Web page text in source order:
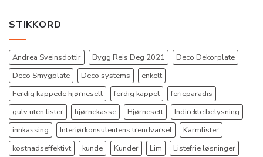
STIKKORD
Andrea Sveinsdottir Bygg Reis Deg 2021
Deco Dekorplate
Deco Smygplate
Deco systems
enkelt
Ferdig kappede hjørnesett
ferdig kappet
ferieparadis
gulv uten lister
hjørnekasse Hjørnesett
Indirekte belysning
innkassing
Interiørkonsulentens trendvarsel
Karmlister
kostnadseffektivt
kunde Kunder Lim
Listefrie løsninger